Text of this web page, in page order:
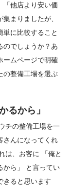
「他店より安い価
まりましたが、
単に比較すること
のでしょうか？あ
ームページで明確
の整備工場を選ぶ
るから」
チの整備工場を一
さんになってくれ
は、お客に 「俺と
から」 と言ってい
きると思います